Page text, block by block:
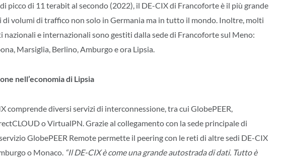
picco di 11 terabit al secondo (2022), il DE-CIX di Francoforte è il più grande
volumi di traffico non solo in Germania ma in tutto il mondo. Inoltre, molti
nazionali e internazionali sono gestiti dalla sede di Francoforte sul Meno:
Marsiglia, Berlino, Amburgo e ora Lipsia.
nell’economia di Lipsia
comprende diversi servizi di interconnessione, tra cui GlobePEER,
o VirtualPN. Grazie al collegamento con la sede principale di
GlobePEER Remote permette il peering con le reti di altre sedi DE-CIX
o Monaco. “Il DE-CIX è come una grande autostrada di dati. Tutto è